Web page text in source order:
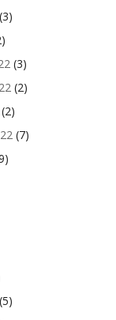
(3)
(3)
(2)
(7)